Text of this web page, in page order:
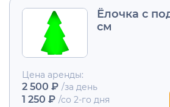
Ёлочка с
см
Цена аренды:
2 500 ₽ /за день
1 250 ₽ /со 2-го дня